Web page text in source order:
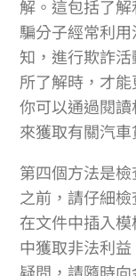
解。這包括了
騙分子經常利
知，進行欺詐
所了解時，才
你可以通過閱
來獲取有關汽車
第四個方法是
之前，請仔細
在文件中插入
中獲取非法利